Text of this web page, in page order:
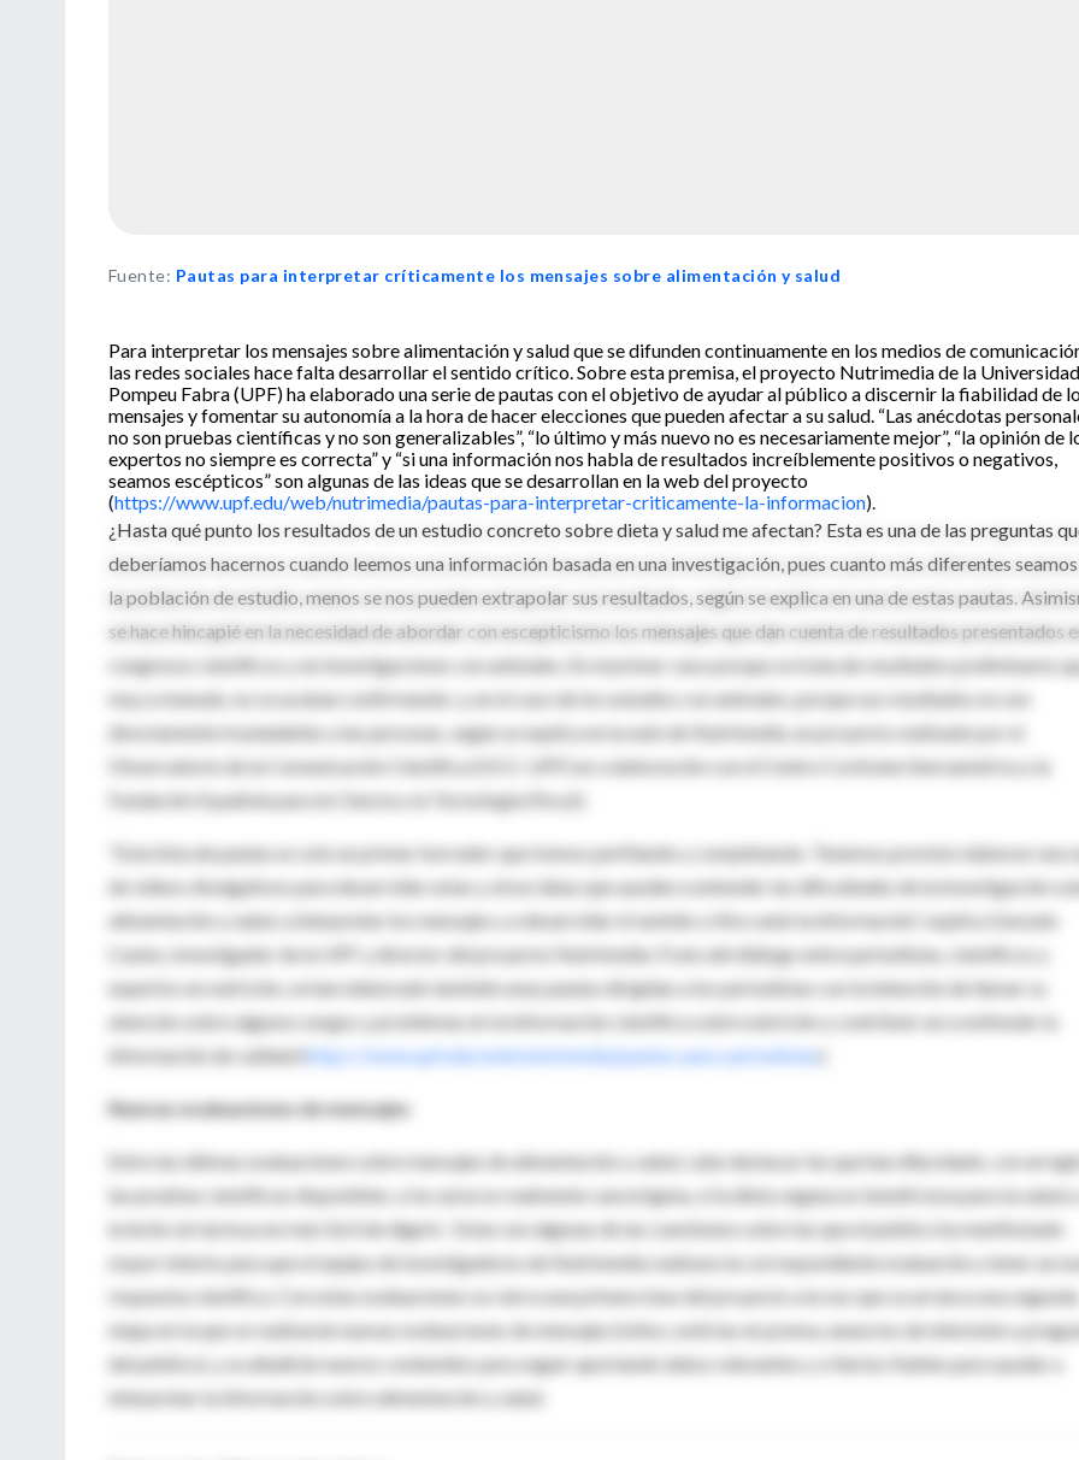
Fuente: Pautas para interpretar críticamente los mensajes sobre alimentación y salud
Para interpretar los mensajes sobre alimentación y salud que se difunden continuamente en los medios de
las redes sociales hace falta desarrollar el sentido crítico. Sobre esta premisa, el proyecto Nutrimedia de la Universidad
Pompeu Fabra (UPF) ha elaborado una serie de pautas con el objetivo de ayudar al público a discernir la fiabilidad de
mensajes y fomentar su autonomía a la hora de hacer elecciones que pueden afectar a su salud. “Las anécdotas
no son pruebas científicas y no son generalizables”, “lo último y más nuevo no es necesariamente mejor”, “la opinión de
expertos no siempre es correcta” y “si una información nos habla de resultados increíblemente positivos o negativos,
seamos escépticos” son algunas de las ideas que se desarrollan en la web del proyecto
(https://www.upf.edu/web/nutrimedia/pautas-para-interpretar-criticamente-la-informacion).
¿Hasta qué punto los resultados de un estudio concreto sobre dieta y salud me afectan? Esta es una de las preguntas
deberíamos hacernos cuando leemos una información basada en una investigación, pues cuanto más diferentes
la población de estudio, menos se nos pueden extrapolar sus resultados, según se explica en una de estas pautas.
se hace hincapié en la necesidad de abordar con escepticismo los mensajes que dan cuenta de resultados presentados
congresos científicos y en investigaciones con animales. En el primer caso porque se trata de resultados preliminares
muy a menudo, no se acaban confirmando; y, en el caso de los estudios con animales, porque sus resultados no son
directamente trasladables a las personas, según se explica en la web de Nutrimedia, un proyecto realizado por el
Observatorio de la Comunicación Científica (OCC-UPF) en colaboración con el Centro Cochrane Iberoamérica y la
Fundación Española para la Ciencia y la Tecnología (Fecyt).
“Esta lista de pautas es solo un primer borrador que iremos perfilando y completando. Tenemos previsto elaborar una
de videos divulgativos para desarrollar estas y otras ideas que ayuden a entender las dificultades de la investigación
alimentación y salud, a interpretar los mensajes y a desarrollar el sentido crítico ante la información”, explica Gonzalo
Casino, investigador de la UPF y director del proyecto Nutrimedia. Fruto del diálogo entre periodistas, científicos y
expertos en nutrición, se han elaborado también unas pautas dirigidas a los periodistas con la intención de llamar su
atención sobre algunos sesgos y problemas en la información científica sobre nutrición y contribuir así a estimular la
información de calidad (https://www.upf.edu/web/nutrimedia/pautas-para-periodistas
Nuevas evaluaciones de mensajes
Entre las últimas evaluaciones sobre mensajes de alimentación y salud, cabe destacar las que han dilucidado, con arreglo
las pruebas científicas disponibles, si la carne es realmente cancerígena, si la dieta vegana es beneficiosa para la salud y
la leche sin lactosa en más fácil de digerir. Estas son algunas de las cuestiones sobre las que el público ha manifestado
mayor interés para que el equipo de investigadores de Nutrimedia realizara la correspondiente evaluación y tener así
respuesta científica. Con estas evaluaciones se cierra una primera fase del proyecto a la vez que se arranca una segunda
etapa en la que se realizarán nuevas evaluaciones de mensajes (mitos, noticias en prensa, anuncios de televisión y
del público), y se añadirán nuevos contenidos para seguir aportando datos relevantes y criterios fiables para ayudar a
interpretar la información sobre alimentación y salud.